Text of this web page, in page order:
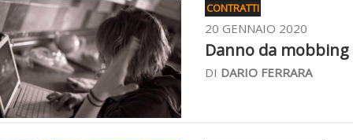
CONTRATTI
20 GENNAIO 2020
Danno da mobbing
DI DARIO FERRARA